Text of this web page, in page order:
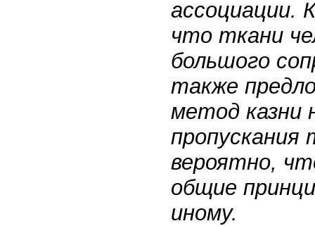
ассоциации.
что ткани
большого
также
метод казни
пропускания
вероятно,
общие
иному.